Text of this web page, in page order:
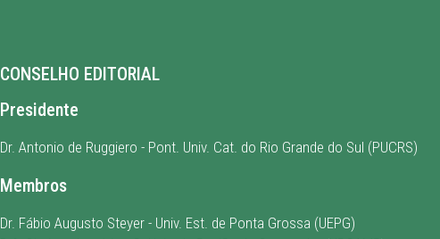
CONSELHO EDITORIAL
Presidente
Dr. Antonio de Ruggiero - Pont. Univ. Cat. do Rio Grande do Sul (PUCRS)
Membros
Dr. Fábio Augusto Steyer - Univ. Est. de Ponta Grossa (UEPG)